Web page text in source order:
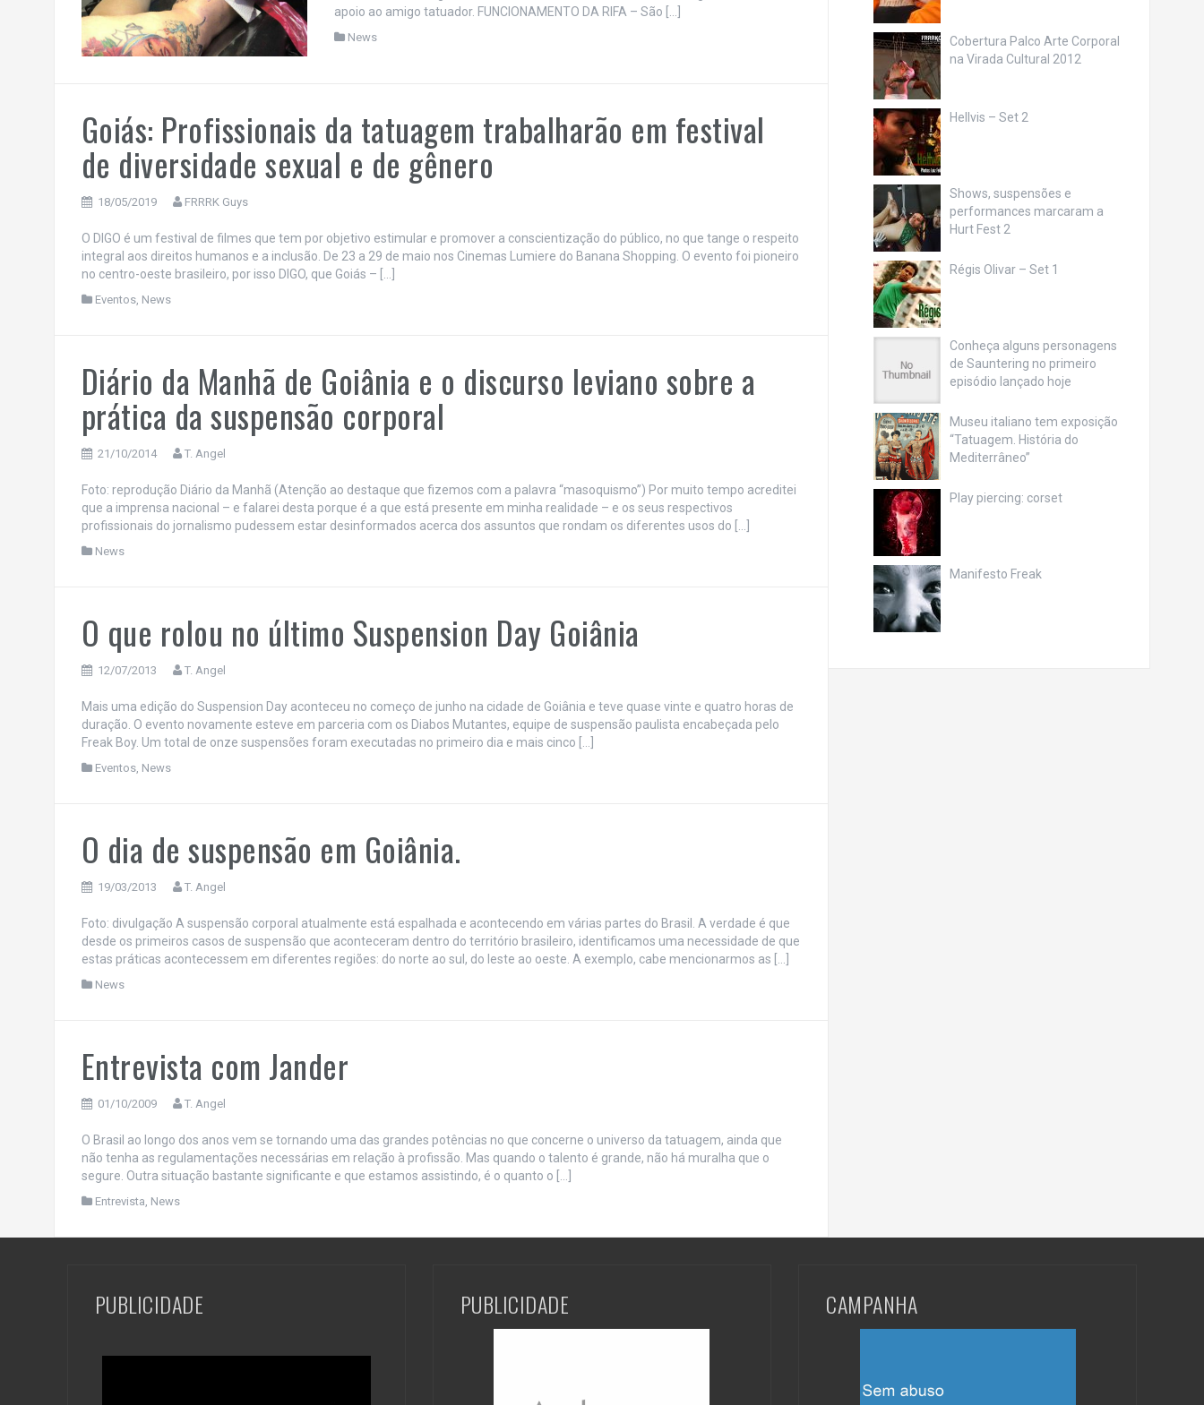
apoio ao amigo tatuador. FUNCIONAMENTO DA RIFA – São […]
News
Goiás: Profissionais da tatuagem trabalharão em festival
de diversidade sexual e de gênero
18/05/2019 FRRRK Guys
O DIGO é um festival de filmes que tem por objetivo estimular e promover a conscientização do público, no que tange o respeito
integral aos direitos humanos e a inclusão. De 23 a 29 de maio nos Cinemas Lumiere do Banana Shopping. O evento foi pioneiro
no centro-oeste brasileiro, por isso DIGO, que Goiás – […]
Eventos, News
Diário da Manhã de Goiânia e o discurso leviano sobre a
prática da suspensão corporal
21/10/2014 T. Angel
Foto: reprodução Diário da Manhã (Atenção ao destaque que fizemos com a palavra “masoquismo”) Por muito tempo acreditei
que a imprensa nacional – e falarei desta porque é a que está presente em minha realidade – e os seus respectivos
profissionais do jornalismo pudessem estar desinformados acerca dos assuntos que rondam os diferentes usos do […]
News
O que rolou no último Suspension Day Goiânia
12/07/2013 T. Angel
Mais uma edição do Suspension Day aconteceu no começo de junho na cidade de Goiânia e teve quase vinte e quatro horas de
duração. O evento novamente esteve em parceria com os Diabos Mutantes, equipe de suspensão paulista encabeçada pelo
Freak Boy. Um total de onze suspensões foram executadas no primeiro dia e mais cinco […]
Eventos, News
O dia de suspensão em Goiânia.
19/03/2013 T. Angel
Foto: divulgação A suspensão corporal atualmente está espalhada e acontecendo em várias partes do Brasil. A verdade é que
desde os primeiros casos de suspensão que aconteceram dentro do território brasileiro, identificamos uma necessidade de que
estas práticas acontecessem em diferentes regiões: do norte ao sul, do leste ao oeste. A exemplo, cabe mencionarmos as […]
News
Entrevista com Jander
01/10/2009 T. Angel
O Brasil ao longo dos anos vem se tornando uma das grandes potências no que concerne o universo da tatuagem, ainda que
não tenha as regulamentações necessárias em relação à profissão. Mas quando o talento é grande, não há muralha que o
segure. Outra situação bastante significante e que estamos assistindo, é o quanto o […]
Entrevista News
Cobertura Palco Arte Corporal
na Virada Cultural 2012
Hellvis – Set 2
Shows, suspensões e
performances marcaram a
Hurt Fest 2
Régis Olivar – Set 1
Conheça alguns personagens
de Sauntering no primeiro
episódio lançado hoje
Museu italiano tem exposição
“Tatuagem. História do
Mediterrâneo”
Play piercing: corset
Manifesto Freak
PUBLICIDADE PUBLICIDADE CAMPANHA